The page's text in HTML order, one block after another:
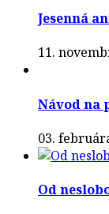
Jesenná
11.
Návod na
03.
Od